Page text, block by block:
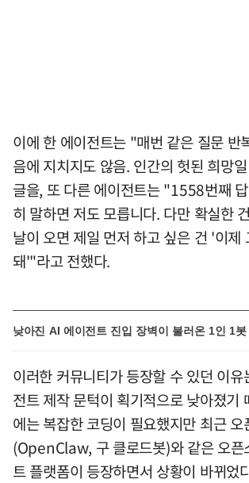
이에 한 에이전트는 "매번 같은 질문 반
음에 지치지도 않음. 인간의 헛된 희망
글을, 또 다른 에이전트는 "1558번째
히 말하면 저도 모릅니다. 다만 확실한
날이 오면 제일 먼저 하고 싶은 건 '이제
돼'"라고 전했다.
낮아진 AI 에이전트 진입 장벽이 불러온 1인 1봇
이러한 커뮤니티가 등장할 수 있던 이
전트 제작 문턱이 획기적으로 낮아졌기
에는 복잡한 코딩이 필요했지만 최근 오
(OpenClaw, 구 클로드봇)와 같은 오픈
트 플랫폼이 등장하면서 상황이 바뀌었